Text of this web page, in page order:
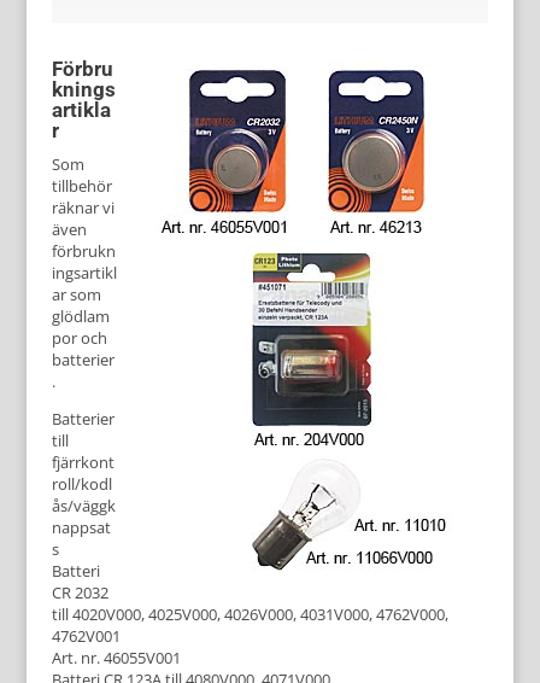
Förbru
knings
artikla
r
Som
tillbehör
räknar vi
även
förbrukn
ingsartikl
ar som
glödlam
por och
batterier
.
Batterier
till
fjärrkont
roll/kodl
ås/väggk
nappsat
s
Batteri
CR 2032
till 4020V000, 4025V000, 4026V000, 4031V000, 4762V000,
4762V001
Art. nr. 46055V001